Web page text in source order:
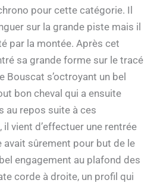
chrono pour cette catégorie. Il
sur la grande piste mais il
par la montée. Après cet
sa grande forme sur le tracé
Bouscat s’octroyant un bel
bon cheval qui a ensuite
au repos suite à ces
vient d’effectuer une rentrée
sûrement pour but de le
engagement au plafond des
corde à droite, un profil qui